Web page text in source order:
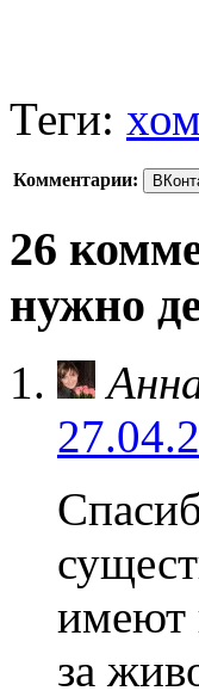
Теги:
Комментарии:
26
нужно
имеют
за